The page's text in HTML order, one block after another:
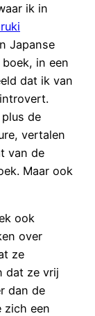
ik in
Japanse
in een
dat ik van
de
vertalen
van de
Maar ook
ook
over
ze
dat ze vrij
dan de
zich een